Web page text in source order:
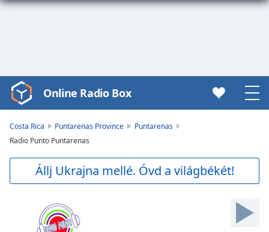
Video
Player
loading.
Video
Online Radio Box
Costa Rica Puntarenas Province
Puntarenas
Radio Punto Puntarenas
Állj Ukrajna mellé. Óvd a világbékét!